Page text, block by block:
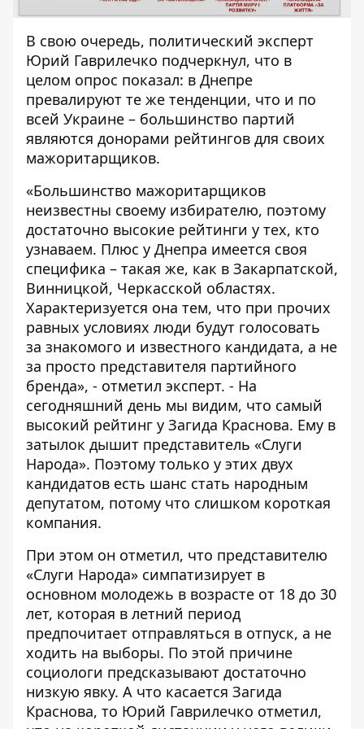
В свою очередь, политический эксперт
Юрий Гаврилечко подчеркнул, что в
целом опрос показал: в Днепре
превалируют те же тенденции, что и по
всей Украине – большинство партий
являются донорами рейтингов для своих
мажоритарщиков.
«Большинство мажоритарщиков
неизвестны своему избирателю, поэтому
достаточно высокие рейтинги у тех, кто
узнаваем. Плюс у Днепра имеется своя
специфика – такая же, как в Закарпатской,
Винницкой, Черкасской областях.
Характеризуется она тем, что при прочих
равных условиях люди будут голосовать
за знакомого и известного кандидата, а не
за просто представителя партийного
бренда», - отметил эксперт. - На
сегодняшний день мы видим, что самый
высокий рейтинг у Загида Краснова. Ему в
затылок дышит представитель «Слуги
Народа». Поэтому только у этих двух
кандидатов есть шанс стать народным
депутатом, потому что слишком короткая
компания.
При этом он отметил, что представителю
«Слуги Народа» симпатизирует в
основном молодежь в возрасте от 18 до 30
лет, которая в летний период
предпочитает отправляться в отпуск, а не
ходить на выборы. По этой причине
социологи предсказывают достаточно
низкую явку. А что касается Загида
Краснова, то Юрий Гаврилечко отметил,